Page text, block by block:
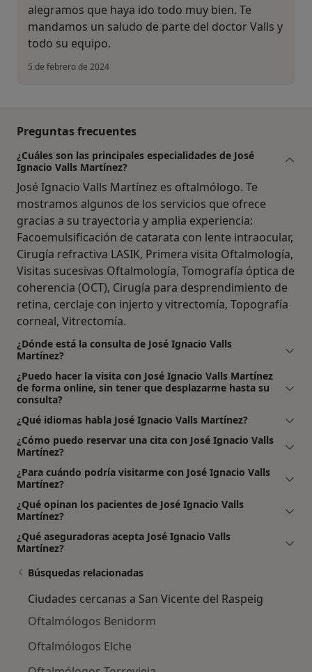
alegramos que haya ido todo muy bien. Te
mandamos un saludo de parte del doctor Valls y
todo su equipo.
5 de febrero de 2024
Preguntas frecuentes
¿Cuáles son las principales especialidades de José
Ignacio Valls Martínez?
José Ignacio Valls Martínez es oftalmólogo. Te
mostramos algunos de los servicios que ofrece
gracias a su trayectoria y amplia experiencia:
Facoemulsificación de catarata con lente intraocular,
Cirugía refractiva LASIK, Primera visita Oftalmología,
Visitas sucesivas Oftalmología, Tomografía óptica de
coherencia (OCT), Cirugía para desprendimiento de
retina, cerclaje con injerto y vitrectomía, Topografía
corneal, Vitrectomía.
¿Dónde está la consulta de José Ignacio Valls
Martínez?
¿Puedo hacer la visita con José Ignacio Valls Martínez
de forma online, sin tener que desplazarme hasta su
consulta?
¿Qué idiomas habla José Ignacio Valls Martínez?
¿Cómo puedo reservar una cita con José Ignacio Valls
Martínez?
¿Para cuándo podría visitarme con José Ignacio Valls
Martínez?
¿Qué opinan los pacientes de José Ignacio Valls
Martínez?
¿Qué aseguradoras acepta José Ignacio Valls
Martínez?
Búsquedas relacionadas
Ciudades cercanas a San Vicente del Raspeig
Oftalmólogos Benidorm
Oftalmólogos Elche